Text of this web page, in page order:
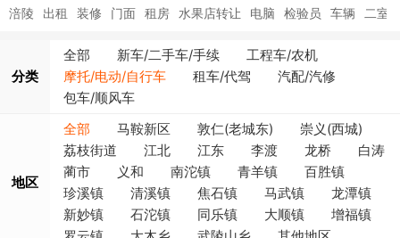
涪陵 出租 装修 门面 租房 水果店转让 电脑 检验员 车辆 二室
分类
全部 新车/二手车/手续
工程车/农机
摩托/电动/自行车
租车/代驾
汽配/汽修
包车/顺风车
地区
全部 马鞍新区 敦仁(老城东)
崇义(西城)
荔枝街道
江北 江东 李渡 龙桥
白涛
蔺市
义和 南沱镇 青羊镇
百胜镇
珍溪镇
清溪镇 焦石镇 马武镇
龙潭镇
新妙镇
石沱镇 同乐镇 大顺镇
增福镇